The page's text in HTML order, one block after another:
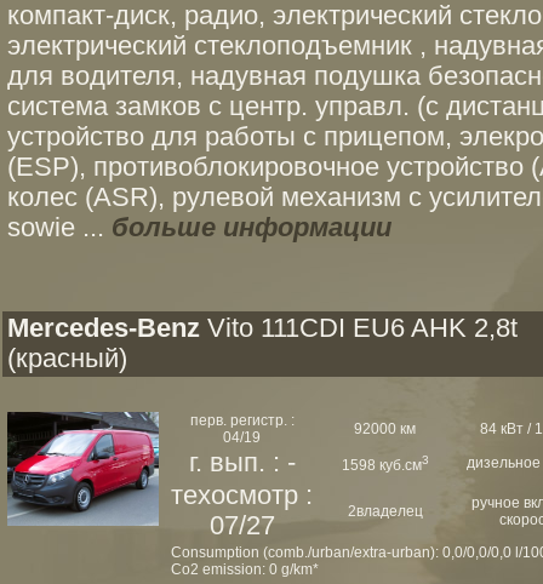
компакт-диск, радио, электрический
электрический стеклоподъемник ,
для водителя, надувная подушка
система замков с центр. управл. (с
устройство для работы с прицепом,
(ESP), противоблокировочное устройство
колес (ASR), рулевой механизм с
sowie ... больше информации
Mercedes-Benz Vito 111CDI EU6 AHK 2,8t
(красный)
перв. регистр. :
04/19
92000 км 84 кВт /
г. вып. : - 1598 куб.см3
техосмотр :
07/27
2владелец
ручное
Consumption (comb./urban/extra-urban): 0,0/0,0/0,0 l/
Co2 emission: 0 g/km*